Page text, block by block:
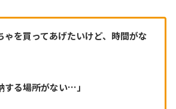
ゃを買ってあげたいけど、時間がな
する場所がない…」